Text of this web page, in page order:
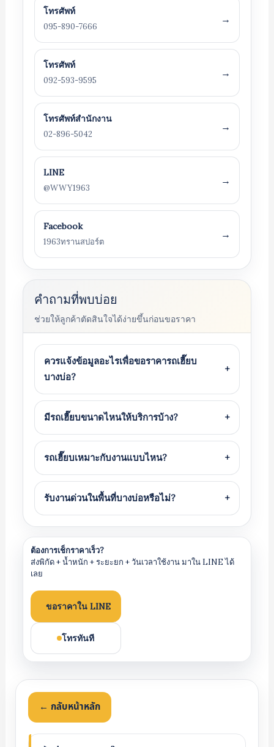
โทรศัพท์
095-890-7666
→
โทรศัพท์
092-593-9595
→
โทรศัพท์สำนักงาน
02-896-5042
→
LINE
@WWY1963
→
Facebook
1963ทรานสปอร์ต
→
คำถามที่พบบ่อย
ช่วยให้ลูกค้าตัดสินใจได้ง่ายขึ้นก่อนขอราคา
ควรแจ้งข้อมูลอะไรเพื่อขอราคารถเฮี๊ยบ
บางบ่อ?
+
มีรถเฮี๊ยบขนาดไหนให้บริการบ้าง? +
รถเฮี๊ยบเหมาะกับงานแบบไหน? +
รับงานด่วนในพื้นที่บางบ่อหรือไม่? +
ต้องการเช็กราคาเร็ว?
ส่งพิกัด + น้ำหนัก + ระยะยก + วันเวลาใช้งาน มาใน LINE ได้
เลย
ขอราคาใน LINE
โทรทันที
← กลับหน้าหลัก